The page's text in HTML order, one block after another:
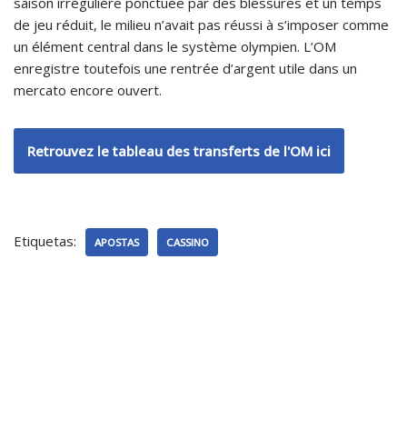
de jeu réduit, le milieu n’avait pas réussi à s’imposer comme
un élément central dans le système olympien. L’OM
enregistre toutefois une rentrée d’argent utile dans un
mercato encore ouvert.
Retrouvez le tableau des transferts de l'OM ici
Etiquetas: APOSTAS CASSINO